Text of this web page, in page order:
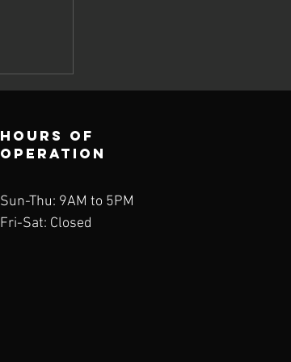
Hours of
operation
Sun-Thu: 9AM to 5PM
Fri-Sat: Closed